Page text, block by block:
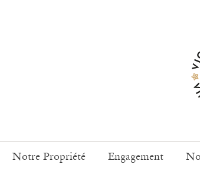
Notre Propriété Engagement